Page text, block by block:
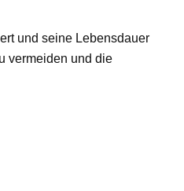
und seine Lebensdauer
vermeiden und die